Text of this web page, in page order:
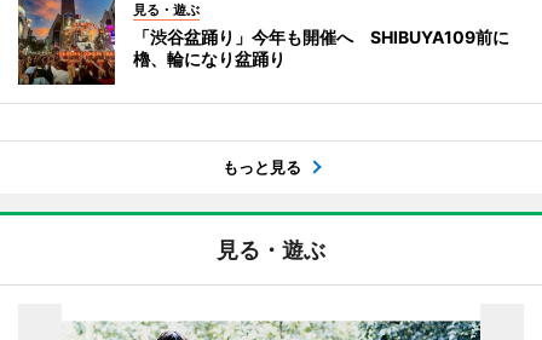
見る・遊ぶ
「渋谷盆踊り」今年も開催へ SHIBUYA109前に
櫓、輪になり盆踊り
もっと見る
見る・遊ぶ